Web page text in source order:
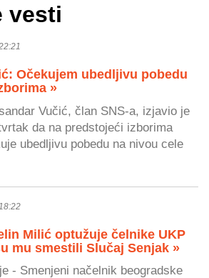
vesti
Očekujem ubedljivu pobedu
»
Vučić, član SNS-a, izjavio je
da na predstojeći izborima
ubedljivu pobedu na nivou cele
Milić optužuje čelnike UKP
mu smestili Slučaj Senjak »
- Smenjeni načelnik beogradske